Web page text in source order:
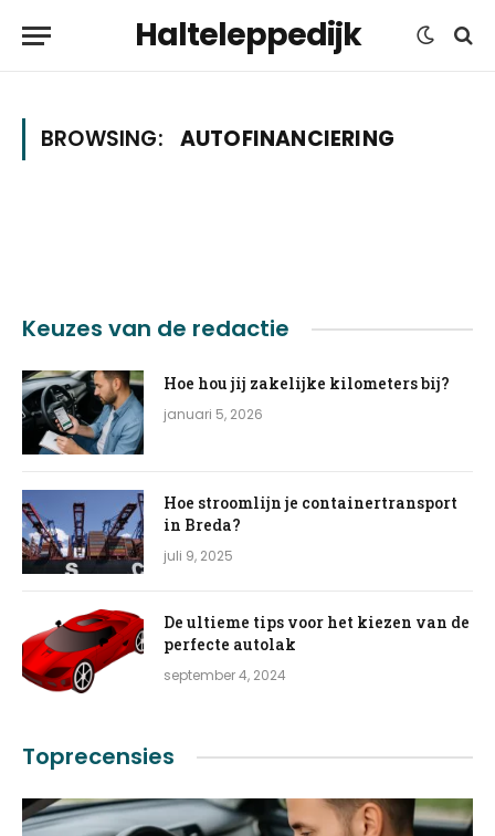
Halteleppedijk
BROWSING: AUTOFINANCIERING
Keuzes van de redactie
Hoe hou jij zakelijke kilometers bij?
januari 5, 2026
Hoe stroomlijn je containertransport
in Breda?
juli 9, 2025
De ultieme tips voor het kiezen van de
perfecte autolak
september 4, 2024
Toprecensies